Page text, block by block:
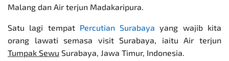
Malang dan Air terjun Madakaripura.
Satu lagi tempat Percutian Surabaya yang wajib kita
orang lawati semasa visit Surabaya, iaitu Air terjun
Tumpak Sewu Surabaya, Jawa Timur, Indonesia.